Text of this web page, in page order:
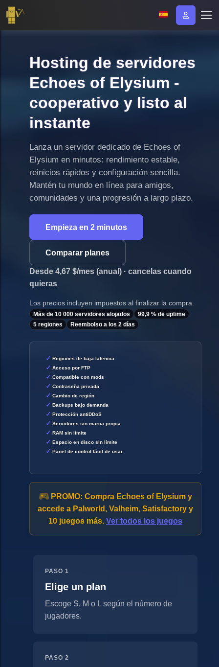
Hosting de servidores
Echoes of Elysium -
cooperativo y listo al
instante
Lanza un servidor dedicado de Echoes of
Elysium en minutos: rendimiento estable,
reinicios rápidos y configuración sencilla.
Mantén tu mundo en línea para amigos,
comunidades y una progresión a largo plazo.
Empieza en 2 minutos
Comparar planes
Desde 4,67 $/mes (anual) · cancelas cuando
quieras
Los precios incluyen impuestos al finalizar la compra.
Más de 10 000 servidores alojados
99,9 % de uptime
5 regiones
Reembolso a los 2 días
Regiones de baja latencia
Acceso por FTP
Compatible con mods
Contraseña privada
Cambio de región
Backups bajo demanda
Protección antiDDoS
Servidores sin marca propia
RAM sin límite
Espacio en disco sin límite
Panel de control fácil de usar
PROMO: Compra Echoes of Elysium y
accede a Palworld, Valheim, Satisfactory y
10 juegos más. Ver todos los juegos
PASO 1
Elige un plan
Escoge S, M o L según el número de
jugadores.
PASO 2